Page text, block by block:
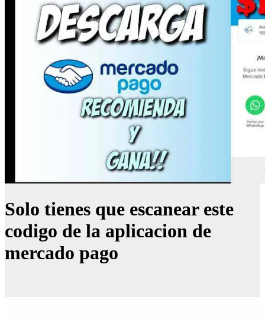
Solo tienes que escanear este
codigo de la aplicacion de
mercado pago